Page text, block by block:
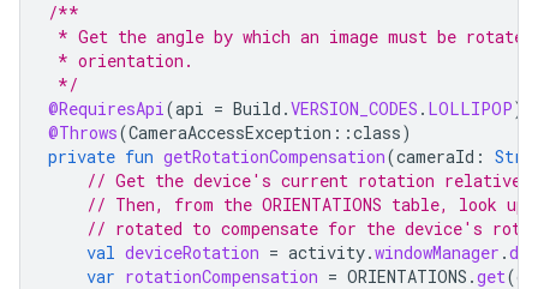
/**
* Get the angle by which an image must be
* orientation.
*/
@RequiresApi(api = Build .VERSION_CODES . LOLLIPOP)
@Throws(CameraAccessException ::class)
private fun getRotationCompensation(cameraId :
// Get the device's current rotation
// Then, from the ORIENTATIONS table, look
// rotated to compensate for the device's
val deviceRotation = activity.windowManager .
var rotationCompensation = ORIENTATIONS .get(